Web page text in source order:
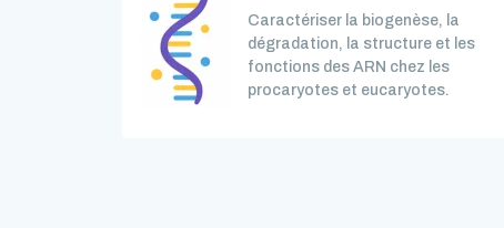
Caractériser la biogenèse, la
dégradation, la structure et les
fonctions des ARN chez les
procaryotes et eucaryotes.